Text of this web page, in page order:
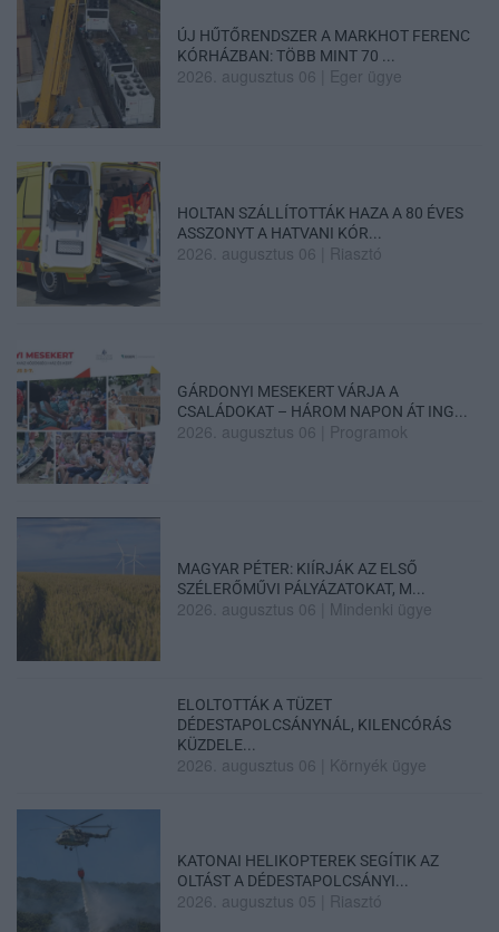
ÚJ HŰTŐRENDSZER A MARKHOT FERENC
KÓRHÁZBAN: TÖBB MINT 70 ...
2026. augusztus 06 Eger ügye
HOLTAN SZÁLLÍTOTTÁK HAZA A 80 ÉVES
ASSZONYT A HATVANI KÓR...
2026. augusztus 06 Riasztó
GÁRDONYI MESEKERT VÁRJA A
CSALÁDOKAT – HÁROM NAPON ÁT ING...
2026. augusztus 06 Programok
MAGYAR PÉTER: KIÍRJÁK AZ ELSŐ
SZÉLERŐMŰVI PÁLYÁZATOKAT, M...
2026. augusztus 06 Mindenki ügye
ELOLTOTTÁK A TÜZET
DÉDESTAPOLCSÁNYNÁL, KILENCÓRÁS
KÜZDELE...
2026. augusztus 06 Környék ügye
KATONAI HELIKOPTEREK SEGÍTIK AZ
OLTÁST A DÉDESTAPOLCSÁNYI...
2026. augusztus 05 Riasztó